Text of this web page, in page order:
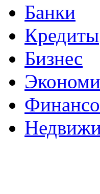
Банки
Кредиты
Бизнес